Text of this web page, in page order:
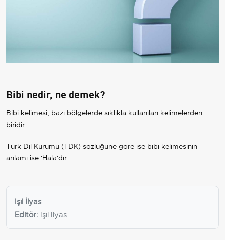
Bibi nedir, ne demek?
Bibi kelimesi, bazı bölgelerde sıklıkla kullanılan kelimelerden
biridir.
Türk Dil Kurumu (TDK) sözlüğüne göre ise bibi kelimesinin
anlamı ise 'Hala'dır.
Işıl İlyas
Editör: Işıl İlyas